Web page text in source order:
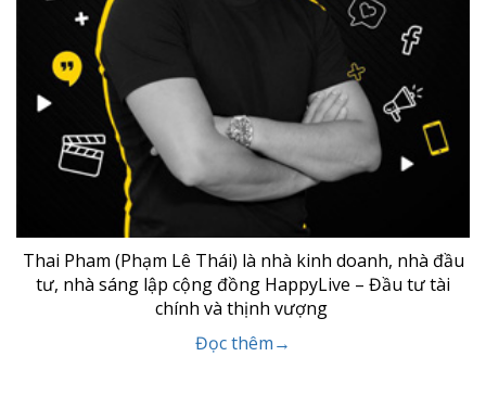
Thai Pham (Phạm Lê Thái) là nhà kinh doanh, nhà đầu
tư, nhà sáng lập cộng đồng HappyLive – Đầu tư tài
chính và thịnh vượng
Đọc thêm→